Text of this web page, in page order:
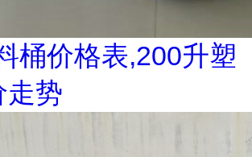
桶价格表,200升塑
走势